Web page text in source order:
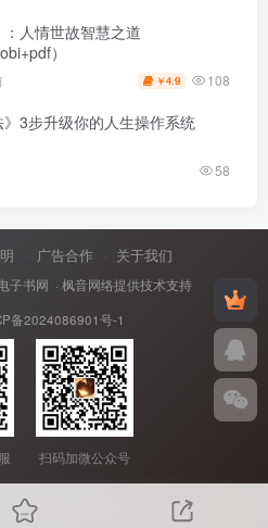
人情世故智慧之道
）
￥4.9 108
》3步升级你的人生操作系统
58
广告合作 关于我们
子书网 · 枫音网络提供技术支持
备2024086901号-1
扫码加微公众号